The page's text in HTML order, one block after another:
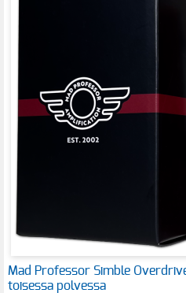
Mad Professor Simble
toisessa polvessa